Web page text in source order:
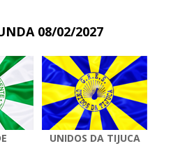
08/02/2027
UNIDOS DA TIJUCA